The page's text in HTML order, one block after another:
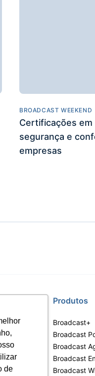
de
BROADCAST WEEKEND
Certificações em
segurança e
empresas
Produtos
Broadcast+
Broadcast
Broadcast
Broadcast
Broadcast